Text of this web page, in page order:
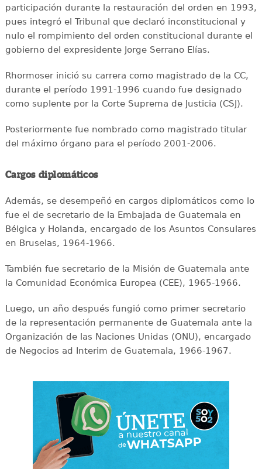
participación durante la restauración del orden en 1993,
pues integró el Tribunal que declaró inconstitucional y
nulo el rompimiento del orden constitucional durante el
gobierno del expresidente Jorge Serrano Elías.
Rhormoser inició su carrera como magistrado de la CC,
durante el período 1991-1996 cuando fue designado
como suplente por la Corte Suprema de Justicia (CSJ).
Posteriormente fue nombrado como magistrado titular
del máximo órgano para el período 2001-2006.
Cargos diplomáticos
Además, se desempeñó en cargos diplomáticos como lo
fue el de secretario de la Embajada de Guatemala en
Bélgica y Holanda, encargado de los Asuntos Consulares
en Bruselas, 1964-1966.
También fue secretario de la Misión de Guatemala ante
la Comunidad Económica Europea (CEE), 1965-1966.
Luego, un año después fungió como primer secretario
de la representación permanente de Guatemala ante la
Organización de las Naciones Unidas (ONU), encargado
de Negocios ad Interim de Guatemala, 1966-1967.